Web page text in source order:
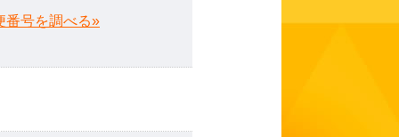
番号を調べる»